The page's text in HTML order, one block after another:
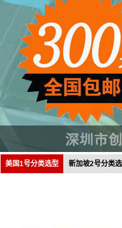
美国1号分类选型 新加坡2号分类